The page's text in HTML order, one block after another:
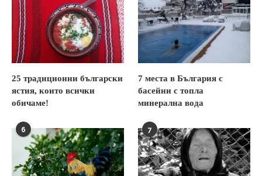
25 традиционни български
ястия, които всички
обичаме!
7 места в България с
басейни с топла
минерална вода
6 7